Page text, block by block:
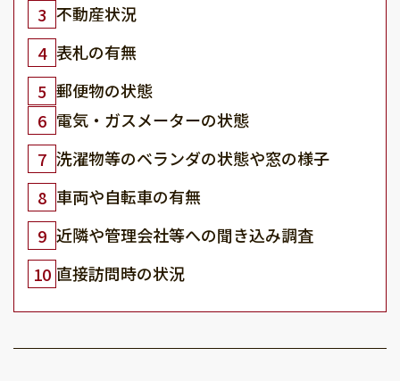
3 不動産状況
4 表札の有無
5 郵便物の状態
6 電気・ガスメーターの状態
7 洗濯物等のベランダの状態や窓の様子
8 車両や自転車の有無
9 近隣や管理会社等への聞き込み調査
10 直接訪問時の状況